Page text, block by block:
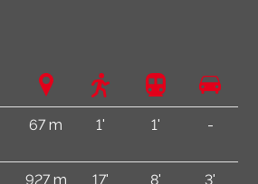
67 m 1' 1' -
927 m 17' 8' 3'